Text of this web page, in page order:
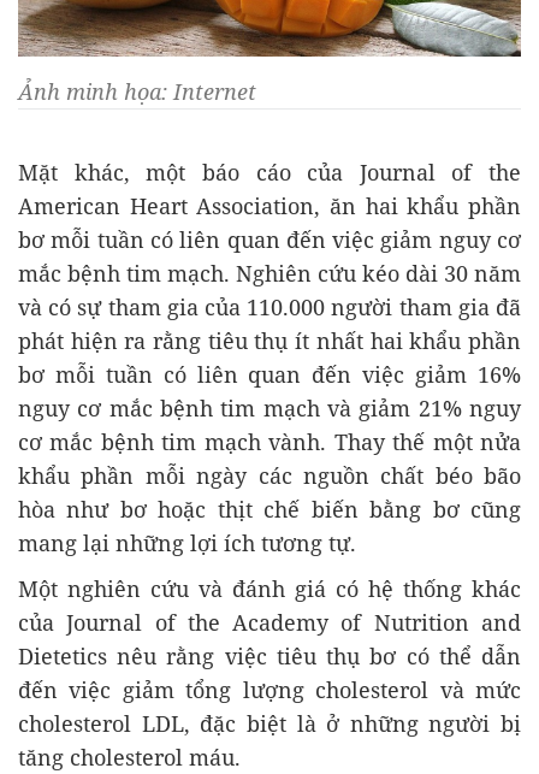
Ảnh minh họa: Internet
Mặt khác, một báo cáo của Journal of the
American Heart Association, ăn hai khẩu phần
bơ mỗi tuần có liên quan đến việc giảm nguy cơ
mắc bệnh tim mạch. Nghiên cứu kéo dài 30 năm
và có sự tham gia của 110.000 người tham gia đã
phát hiện ra rằng tiêu thụ ít nhất hai khẩu phần
bơ mỗi tuần có liên quan đến việc giảm 16%
nguy cơ mắc bệnh tim mạch và giảm 21% nguy
cơ mắc bệnh tim mạch vành. Thay thế một nửa
khẩu phần mỗi ngày các nguồn chất béo bão
hòa như bơ hoặc thịt chế biến bằng bơ cũng
mang lại những lợi ích tương tự.
Một nghiên cứu và đánh giá có hệ thống khác
của Journal of the Academy of Nutrition and
Dietetics nêu rằng việc tiêu thụ bơ có thể dẫn
đến việc giảm tổng lượng cholesterol và mức
cholesterol LDL, đặc biệt là ở những người bị
tăng cholesterol máu.